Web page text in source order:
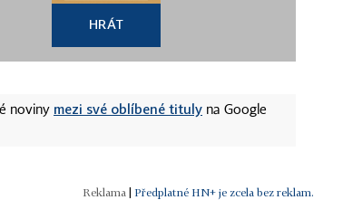
HRÁT
noviny mezi své oblíbené tituly na Google
| Předplatné HN+ je zcela bez reklam.